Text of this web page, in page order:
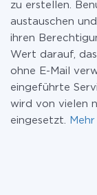
zu erstellen.
austauschen
ihren
Wert darauf,
ohne E-Mail
eingeführte
wird von vielen
eingesetzt.
Mehr